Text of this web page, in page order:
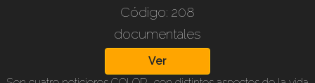
Código: 208
documentales
Ver